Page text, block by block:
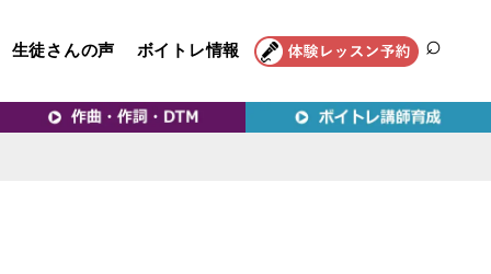
イトレ教室｜VERY MERRY
生徒さんの声 ボイトレ情報